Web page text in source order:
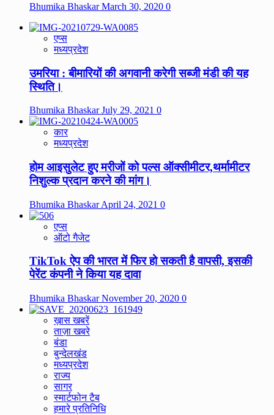
Bhumika BhaskarMarch 30, 2020 0
एप्स
मध्यप्रदेश
उमरिया : बीमारियों की अगवानी करेगी सब्जी मंडी की यह
स्थिति।
Bhumika BhaskarJuly 29, 2021 0
कार
मध्यप्रदेश
होम आइसुलेट हुए मरीजों को पल्स ऑक्सीमीटर,थर्मामीटर
निशुल्क प्रदान करने की मांग।
Bhumika BhaskarApril 24, 2021 0
एप्स
ऑटो गैजेट
TikTok ऐप की भारत में फिर हो सकती है वापसी, इसकी
पेरेंट कंपनी ने किया यह दावा
Bhumika BhaskarNovember 20, 2020 0
ख़ास खबरें
ताज़ा खबरे
बंडा
बुन्देलखंड
मध्यप्रदेश
राज्य
सागर
स्मार्टफोन टैब
हमारे प्रतिनिधि